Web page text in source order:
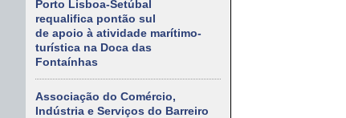
Porto Lisboa-Setúbal
requalifica pontão sul
de apoio à atividade marítimo-
turística na Doca das
Fontaínhas
Associação do Comércio,
Indústria e Serviços do Barreiro